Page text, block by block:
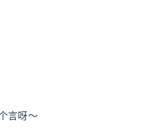
言呀～